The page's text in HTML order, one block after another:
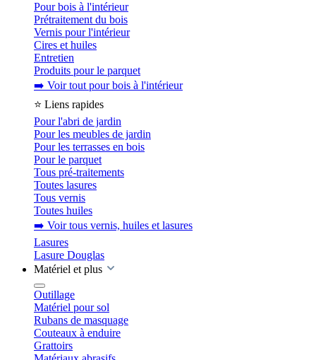
Pour bois à l'intérieur
Prétraitement du bois
Vernis pour l'intérieur
Cires et huiles
Entretien
Produits pour le parquet
➡️ Voir tout pour bois à l'intérieur
⭐ Liens rapides
Pour l'abri de jardin
Pour les meubles de jardin
Pour les terrasses en bois
Pour le parquet
Tous pré-traitements
Toutes lasures
Tous vernis
Toutes huiles
➡️ Voir tous vernis, huiles et lasures
Lasures
Lasure Douglas
Matériel et plus
Outillage
Matériel pour sol
Rubans de masquage
Couteaux à enduire
Grattoirs